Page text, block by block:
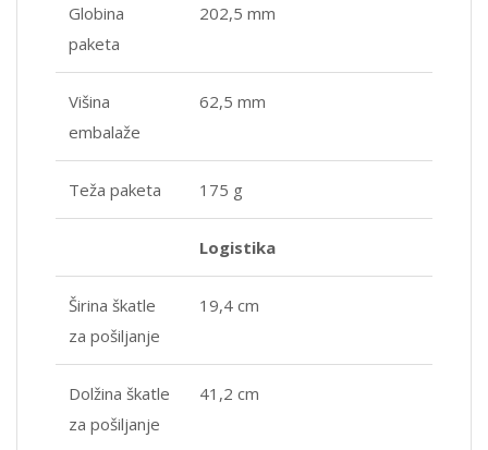
Globina
paketa
202,5 mm
Višina
embalaže
62,5 mm
Teža paketa 175 g
Logistika
Širina škatle
za pošiljanje
19,4 cm
Dolžina škatle
za pošiljanje
41,2 cm